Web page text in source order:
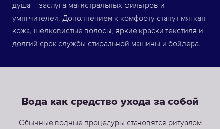
душа – заслуга магистральных фильтров и
умягчителей. Дополнением к комфорту станут мягкая
кожа, шелковистые волосы, яркие краски текстиля и
долгий срок службы стиральной машины и бойлера.
Вода как средство ухода за собой
Обычные водные процедуры становятся ритуалом